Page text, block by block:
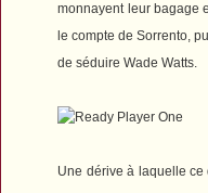
monnayent leur bagage
le compte de Sorrento,
de séduire Wade Watts.
Une dérive à laquelle